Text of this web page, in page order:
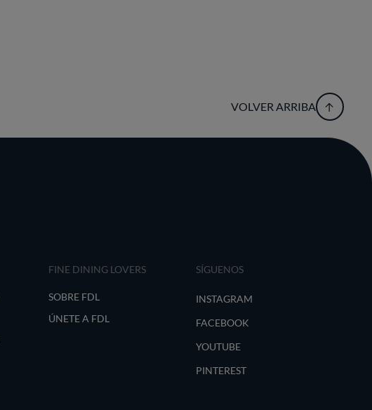
VOLVER ARRIBA
FINE DINING LOVERS
SOBRE FDL
ÚNETE A FDL
SÍGUENOS
INSTAGRAM
FACEBOOK
YOUTUBE
PINTEREST